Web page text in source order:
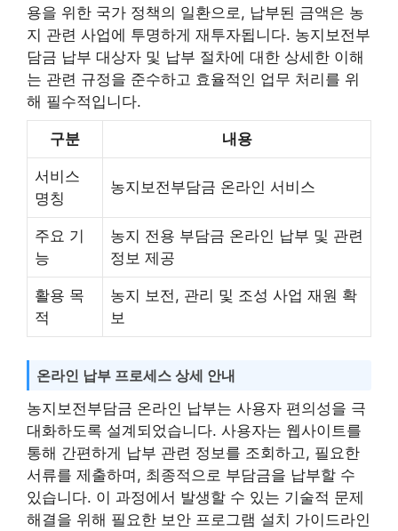
용을 위한 국가 정책의 일환으로, 납부된 금액은 농
지 관련 사업에 투명하게 재투자됩니다. 농지보전부
담금 납부 대상자 및 납부 절차에 대한 상세한 이해
는 관련 규정을 준수하고 효율적인 업무 처리를 위
해 필수적입니다.
구분 내용
서비스
명칭
농지보전부담금 온라인 서비스
주요 기
능
농지 전용 부담금 온라인 납부 및 관련
정보 제공
활용 목
적
농지 보전, 관리 및 조성 사업 재원 확
보
온라인 납부 프로세스 상세 안내
농지보전부담금 온라인 납부는 사용자 편의성을 극
대화하도록 설계되었습니다. 사용자는 웹사이트를
통해 간편하게 납부 관련 정보를 조회하고, 필요한
서류를 제출하며, 최종적으로 부담금을 납부할 수
있습니다. 이 과정에서 발생할 수 있는 기술적 문제
해결을 위해 필요한 보안 프로그램 설치 가이드라인